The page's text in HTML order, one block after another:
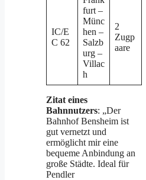
IC/E
C 62
furt –
Münc
hen –
Salzb
urg –
Villac
h
2
Zugp
aare
Zitat eines
Bahnnutzers: „Der
Bahnhof Bensheim ist
gut vernetzt und
ermöglicht mir eine
bequeme Anbindung an
große Städte. Ideal für
Pendler